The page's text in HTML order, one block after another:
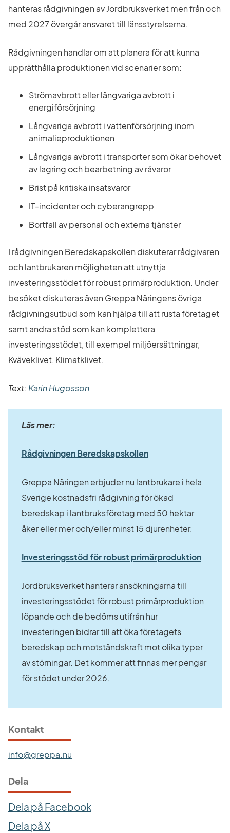
hanteras rådgivningen av Jordbruksverket men från och
med 2027 övergår ansvaret till länsstyrelserna.
Rådgivningen handlar om att planera för att kunna
upprätthålla produktionen vid scenarier som:
Strömavbrott eller långvariga avbrott i
energiförsörjning
Långvariga avbrott i vattenförsörjning inom
animalieproduktionen
Långvariga avbrott i transporter som ökar behovet
av lagring och bearbetning av råvaror
Brist på kritiska insatsvaror
IT-incidenter och cyberangrepp
Bortfall av personal och externa tjänster
I rådgivningen Beredskapskollen diskuterar rådgivaren
och lantbrukaren möjligheten att utnyttja
investeringsstödet för robust primärproduktion. Under
besöket diskuteras även Greppa Näringens övriga
rådgivningsutbud som kan hjälpa till att rusta företaget
samt andra stöd som kan komplettera
investeringsstödet, till exempel miljöersättningar,
Kväveklivet, Klimatklivet.
Text: Karin Hugosson
Läs mer:
Rådgivningen Beredskapskollen
Greppa Näringen erbjuder nu lantbrukare i hela
Sverige kostnadsfri rådgivning för ökad
beredskap i lantbruksföretag med 50 hektar
åker eller mer och/eller minst 15 djurenheter.
Investeringsstöd för robust primärproduktionLänk
Jordbruksverket hanterar ansökningarna till
investeringsstödet för robust primärproduktion
löpande och de bedöms utifrån hur
investeringen bidrar till att öka företagets
beredskap och motståndskraft mot olika typer
av störningar. Det kommer att finnas mer pengar
för stödet under 2026.
Kontakt
info@greppa.nu
Dela
Dela på Facebook
Dela på X